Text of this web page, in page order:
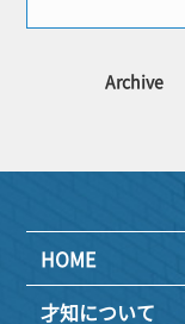
Archive
HOME
才知について